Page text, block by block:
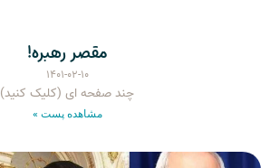
مقصر رهبره!
۱۴۰۱-۰۲-۱۰
چند صفحه ای (کلیک کنید)
مشاهده پست »